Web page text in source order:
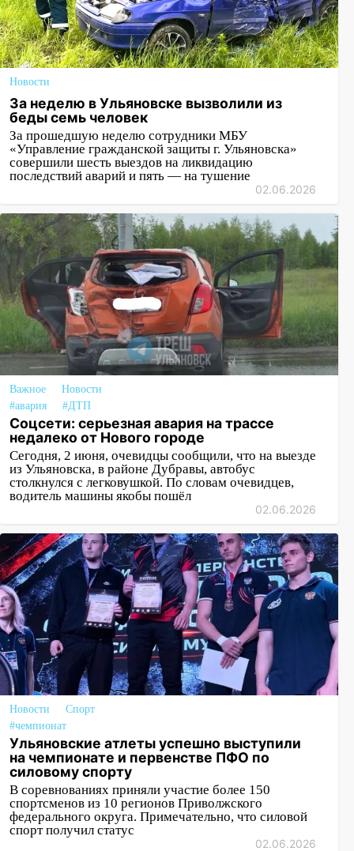
Новости
За неделю в Ульяновске вызволили из
беды семь человек
За прошедшую неделю сотрудники МБУ
«Управление гражданской защиты г. Ульяновска»
совершили шесть выездов на ликвидацию
последствий аварий и пять — на тушение
02.06.2026
Важное
Новости
#авария
#ДТП
Соцсети: серьезная авария на трассе
недалеко от Нового городе
Сегодня, 2 июня, очевидцы сообщили, что на выезде
из Ульяновска, в районе Дубравы, автобус
столкнулся с легковушкой. По словам очевидцев,
водитель машины якобы пошёл
02.06.2026
Новости
Спорт
#чемпионат
Ульяновские атлеты успешно выступили
на чемпионате и первенстве ПФО по
силовому спорту
В соревнованиях приняли участие более 150
спортсменов из 10 регионов Приволжского
федерального округа. Примечательно, что силовой
спорт получил статус
02.06.2026